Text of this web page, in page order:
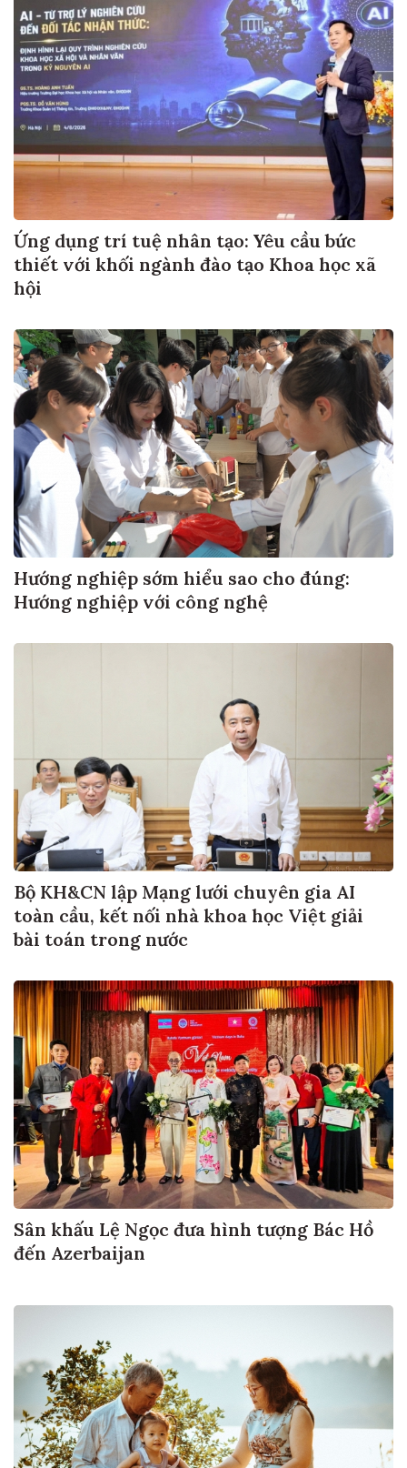
Ứng dụng trí tuệ nhân tạo: Yêu cầu bức
thiết với khối ngành đào tạo Khoa học xã
hội
Hướng nghiệp sớm hiểu sao cho đúng:
Hướng nghiệp với công nghệ
Bộ KH&CN lập Mạng lưới chuyên gia AI
toàn cầu, kết nối nhà khoa học Việt giải
bài toán trong nước
Sân khấu Lệ Ngọc đưa hình tượng Bác Hồ
đến Azerbaijan